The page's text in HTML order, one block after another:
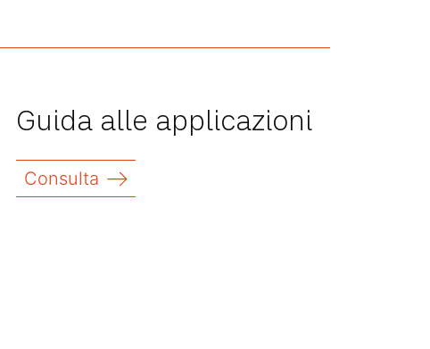
Guida alle applicazioni
Consulta